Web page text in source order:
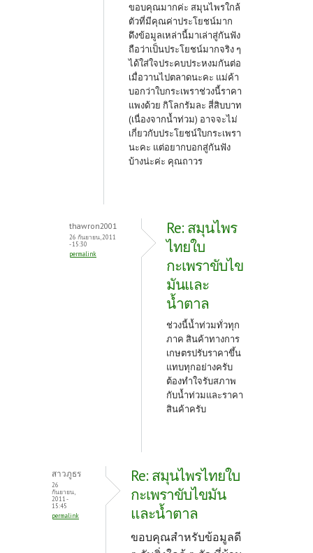
ขอบคุณมากค่ะ สมุนไพรใกล้
ตัวที่มีคุณค่าประโยชน์มาก
ดึงข้อมูลเหล่านี้มาเล่าสู่กันฟัง
ถือว่าเป็นประโยชน์มากจริง ๆ
ได้ใส่ใจประคบประหงมกันต่อ
เมื่อวานไปตลาดนะคะ แม่ค้า
บอกว่าใบกระเพราช่วงนี้ราคา
แพงด้วย กิโลกรัมละ สี่สิบบาท
(เนื่องจากน้ำท่วม) อาจจะไม่
เกี่ยวกับประโยชน์ใบกระเพรา
นะคะ แต่อยากบอกสู่กันฟัง
บ้างน่ะค่ะ คุณถาวร
thawron2001
26 กันยายน, 2011
- 15:30
permalink
Re: สมุนไพร
ไทยใบ
กะเพราขับไข
มันและ
น้ำตาล
ช่วงนี้น้ำท่วมทั่วทุก
ภาค สินค้าทางการ
เกษตรปรับราคาขึ้น
แทบทุกอย่างครับ
ต้องทำใจรับสภาพ
กับน้ำท่วมและราคา
สินค้าครับ
สาวภูธร
26
กันยายน,
2011 -
15:45
permalink
Re: สมุนไพรไทยใบ
กะเพราขับไขมัน
และน้ำตาล
ขอบคุณสำหรับข้อมูลดี